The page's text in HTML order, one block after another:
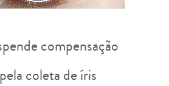
compensação
coleta de íris